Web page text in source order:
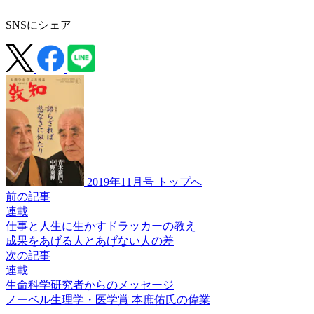
SNSにシェア
2019年11月号 トップへ
前の記事
連載
仕事と人生に生かすドラッカーの教え
成果をあげる人と あげない人の差
次の記事
連載
生命科学研究者からのメッセージ
ノーベル生理学・医学賞 本庶佑氏の偉業